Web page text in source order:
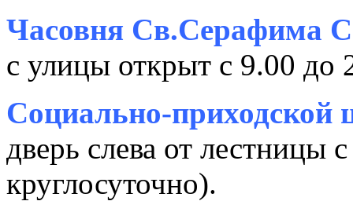
Часовня Св.Серафима
с улицы открыт с 9.00 до
Социально-приходской
дверь слева от лестницы
круглосуточно).